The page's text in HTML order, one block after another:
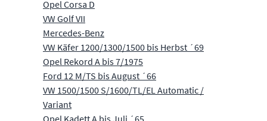
Opel Corsa D
VW Golf VII
Mercedes-Benz
VW Käfer 1200/1300/1500 bis Herbst ´69
Opel Rekord A bis 7/1975
Ford 12 M/TS bis August ´66
VW 1500/1500 S/1600/TL/EL Automatic /
Variant
Opel Kadett A bis Juli ´65